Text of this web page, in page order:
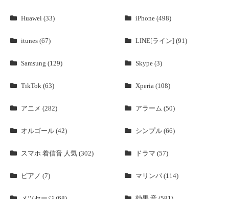
Huawei (33) iPhone (498)
itunes (67) LINE[ライン] (91)
Samsung (129) Skype (3)
TikTok (63) Xperia (108)
アニメ (282) アラーム (50)
オルゴール (42) シンプル (66)
スマホ 着信音 人気 (302) ドラマ (57)
ピアノ (7) マリンバ (114)